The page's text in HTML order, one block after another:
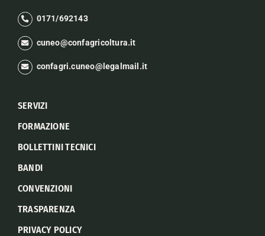
0171/692143
cuneo@confagricoltura.it
confagri.cuneo@legalmail.it
SERVIZI
FORMAZIONE
BOLLETTINI TECNICI
BANDI
CONVENZIONI
TRASPARENZA
PRIVACY POLICY